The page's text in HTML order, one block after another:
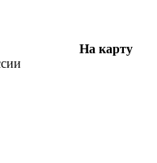
На карту